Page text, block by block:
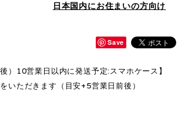
日本国内にお住まいの方向け
Save
）10営業日以内に発送予定:スマホケース】
いただきます（目安+5営業日前後）